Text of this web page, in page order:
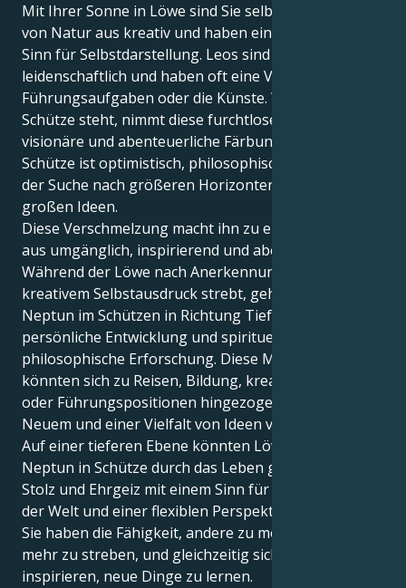
Mit Ihrer Sonne in Löwe sind Sie selbstbewusst und
von Natur aus kreativ und haben einen natürlichen
Sinn für Selbstdarstellung. Leos sind charmant,
leidenschaftlich und haben oft eine Vorliebe für
Führungsaufgaben oder die Künste. Wenn Neptun in
Schütze steht, nimmt diese furchtlose Energie eine
visionäre und abenteuerliche Färbung an. Neptun in
Schütze ist optimistisch, philosophisch denkend, auf
der Suche nach größeren Horizonten und höheren,
großen Ideen.
Diese Verschmelzung macht ihn zu einer Mischung
aus umgänglich, inspirierend und abenteuerlustig.
Während der Löwe nach Anerkennung und
kreativem Selbstausdruck strebt, geht der Impuls bei
Neptun im Schützen in Richtung Tiefenerfahrung,
persönliche Entwicklung und spirituelle oder
philosophische Erforschung. Diese Menschen
könnten sich zu Reisen, Bildung, kreativer Arbeit
oder Führungspositionen hingezogen fühlen, die mit
Neuem und einer Vielfalt von Ideen verbunden sind.
Auf einer tieferen Ebene könnten Löwe-Sonne mit
Neptun in Schütze durch das Leben gehen, indem sie
Stolz und Ehrgeiz mit einem Sinn für Neugierde an
der Welt und einer flexiblen Perspektive verbinden.
Sie haben die Fähigkeit, andere zu motivieren, nach
mehr zu streben, und gleichzeitig sich selbst zu
inspirieren, neue Dinge zu lernen.